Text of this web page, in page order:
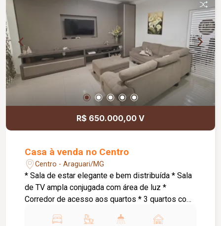
monitoramento; Cerca concertina; Acabamentos
atualizados; Ambientes amplos, modernos e bem
de venda: R$ 1.250.000,00.
R$ 650.000,00 V
Casa à venda no Centro
Centro - Araguari/MG
* Sala de estar elegante e bem distribuída * Sala
de TV ampla conjugada com área de luz *
Corredor de acesso aos quartos * 3 quartos com
planejados e banheira de hidromassagem * 1